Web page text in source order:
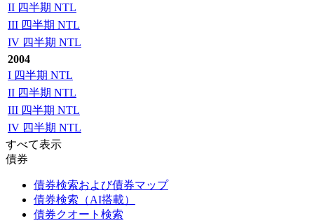
II 四半期 NTL
III 四半期 NTL
IV 四半期 NTL
2004
I 四半期 NTL
II 四半期 NTL
III 四半期 NTL
IV 四半期 NTL
すべて表示
債券
債券検索および債券マップ
債券検索（AI搭載）
債券クオート検索